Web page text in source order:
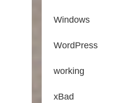
Windows
WordPress
working
xBad